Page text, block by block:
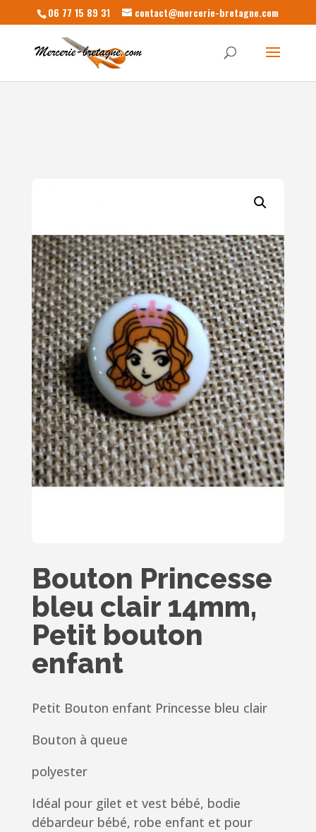
06 77 15 89 31 contact@mercerie-bretagne.com
Bouton Princesse
bleu clair 14mm,
Petit bouton
enfant
Petit Bouton enfant Princesse bleu clair
Bouton à queue
polyester
Idéal pour gilet et vest bébé, bodie
débardeur bébé, robe enfant et pour